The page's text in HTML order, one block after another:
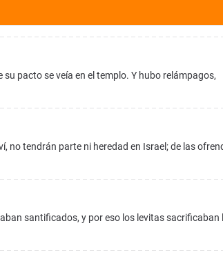
pacto se veía en el templo. Y hubo relámpagos,
no tendrán parte ni heredad en Israel; de las
santificados, y por eso los levitas sacrificaban